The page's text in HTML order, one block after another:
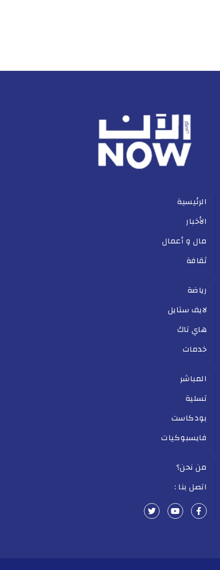
الرئيسية
الأخبار
مال و أعمال
ثقافة
رياضة
لايف ستايل
هاي تاك
خدمات
المباشر
تسلية
بودكاست
فايسبوكيات
من نحن؟
اتصل بنا :